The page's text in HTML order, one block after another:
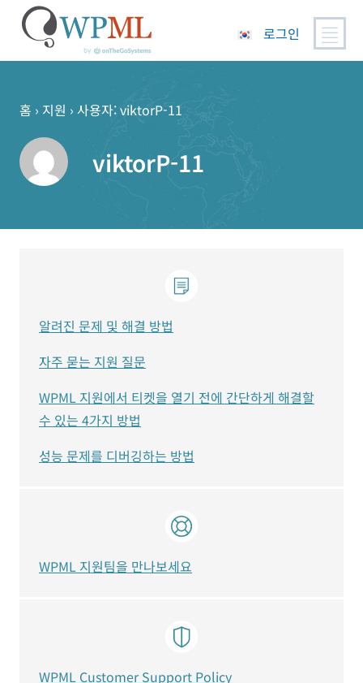
로그인
홈 › 지원 › 사용자: viktorP-11
viktorP-11
알려진 문제 및 해결 방법
자주 묻는 지원 질문
WPML 지원에서 티켓을 열기 전에 간단하게 해결할
수 있는 4가지 방법
성능 문제를 디버깅하는 방법
WPML 지원팀을 만나보세요
WPML Customer Support Policy